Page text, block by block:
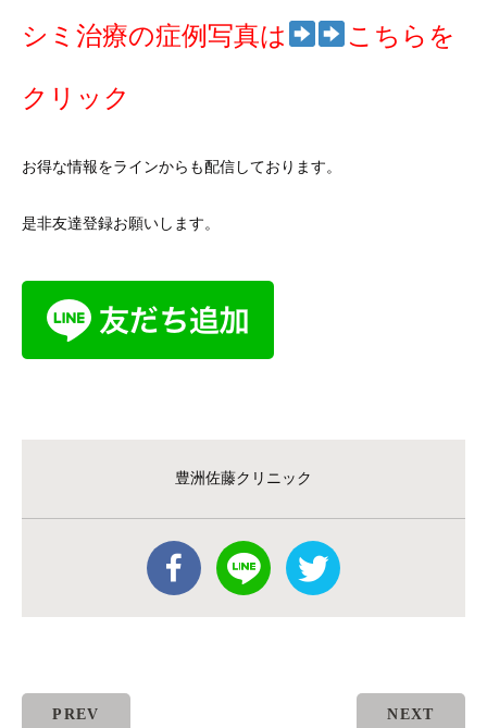
シミ治療の症例写真は こ ちらを
クリック
お得な情報をラインからも配信しております。
是非友達登録お願いします。
豊洲佐藤クリニック
PREV NEXT